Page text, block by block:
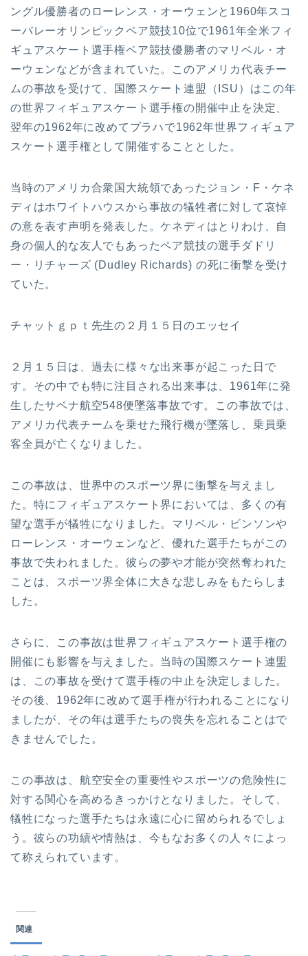
ングル優勝者のローレンス・オーウェンと1960年スコ
ーバレーオリンピックペア競技10位で1961年全米フィ
ギュアスケート選手権ペア競技優勝者のマリベル・オ
ーウェンなどが含まれていた。このアメリカ代表チー
ムの事故を受けて、国際スケート連盟（ISU）はこの年
の世界フィギュアスケート選手権の開催中止を決定、
翌年の1962年に改めてプラハで1962年世界フィギュア
スケート選手権として開催することとした。
当時のアメリカ合衆国大統領であったジョン・F・ケネ
ディはホワイトハウスから事故の犠牲者に対して哀悼
の意を表す声明を発表した。ケネディはとりわけ、自
身の個人的な友人でもあったペア競技の選手ダドリ
ー・リチャーズ (Dudley Richards) の死に衝撃を受け
ていた。
チャットｇｐｔ先生の２月１５日のエッセイ
２月１５日は、過去に様々な出来事が起こった日で
す。その中でも特に注目される出来事は、1961年に発
生したサベナ航空548便墜落事故です。この事故では、
アメリカ代表チームを乗せた飛行機が墜落し、乗員乗
客全員が亡くなりました。
この事故は、世界中のスポーツ界に衝撃を与えまし
た。特にフィギュアスケート界においては、多くの有
望な選手が犠牲になりました。マリベル・ビンソンや
ローレンス・オーウェンなど、優れた選手たちがこの
事故で失われました。彼らの夢や才能が突然奪われた
ことは、スポーツ界全体に大きな悲しみをもたらしま
した。
さらに、この事故は世界フィギュアスケート選手権の
開催にも影響を与えました。当時の国際スケート連盟
は、この事故を受けて選手権の中止を決定しました。
その後、1962年に改めて選手権が行われることになり
ましたが、その年は選手たちの喪失を忘れることはで
きませんでした。
この事故は、航空安全の重要性やスポーツの危険性に
対する関心を高めるきっかけとなりました。そして、
犠牲になった選手たちは永遠に心に留められるでしょ
う。彼らの功績や情熱は、今もなお多くの人々によっ
て称えられています。
関連